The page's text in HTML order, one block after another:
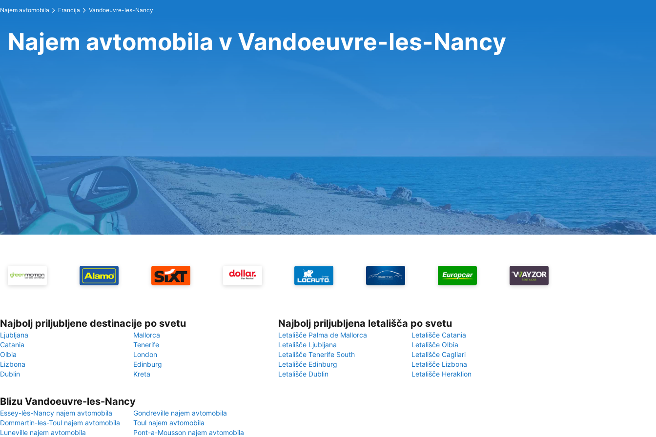
Najem avtomobila Francija Vandoeuvre-les-Nancy
Najem avtomobila v Vandoeuvre-les-Nancy
Najbolj priljubljene destinacije po svetu
Ljubljana
Mallorca
Catania
Tenerife
Olbia
London
Lizbona
Edinburg
Dublin
Kreta
Najbolj priljubljena letališča po svetu
Letališče Palma de Mallorca
Letališče Catania
Letališče Ljubljana
Letališče Olbia
Letališče Tenerife South
Letališče Cagliari
Letališče Edinburg
Letališče Lizbona
Letališče Dublin
Letališče Heraklion
Blizu Vandoeuvre-les-Nancy
Essey-lès-Nancy najem avtomobila
Gondreville najem avtomobila
Dommartin-les-Toul najem avtomobila
Toul najem avtomobila
Luneville najem avtomobila
Pont-a-Mousson najem avtomobila